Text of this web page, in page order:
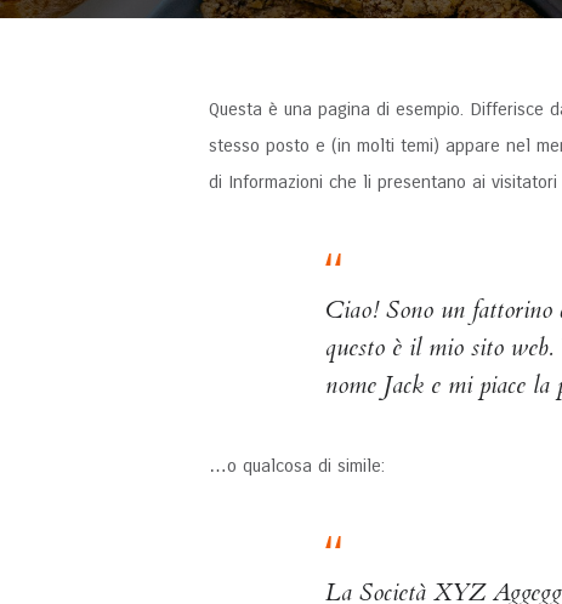
Questa è una pagina di esempio. Differisce
stesso posto e (in molti temi) appare nel
di Informazioni che li presentano ai
Ciao! Sono un fattorino
questo è il mio sito
nome Jack e mi piace
…o qualcosa di simile:
La Società XYZ